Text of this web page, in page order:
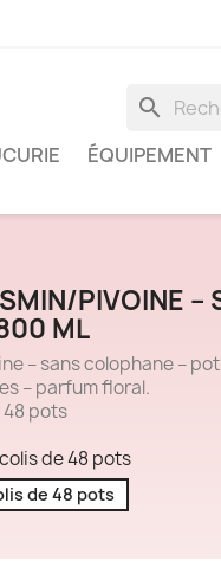
search
ÉQUIPEMENT
PIVOINE –
ML
– sans colophane –
– parfum floral.
pots
de 48 pots
de 48 pots